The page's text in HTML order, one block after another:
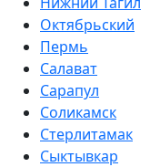
Октябрьский
Пермь
Салават
Сарапул
Соликамск
Стерлитамак
Сыктывкар